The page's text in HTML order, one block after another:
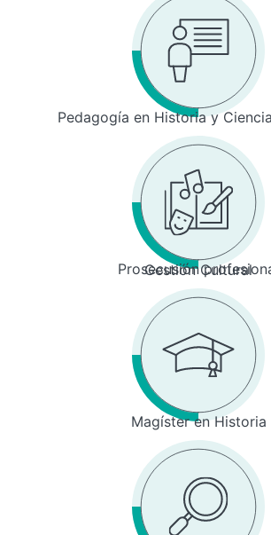
Pedagogía en Historia y
Prosecusión
Gestión Cultural
Magíster en Historia